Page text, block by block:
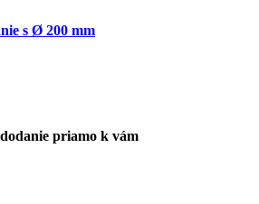
s Ø 200 mm
priamo k vám